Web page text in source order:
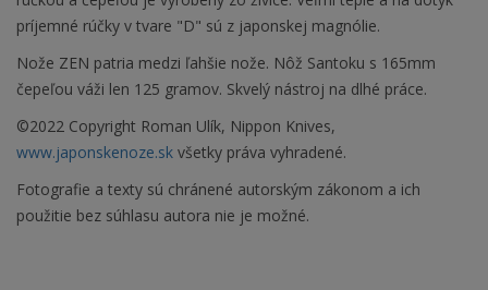
príjemné rúčky v tvare "D" sú z japonskej magnólie.
Nože ZEN patria medzi ľahšie nože. Nôž Santoku s 165mm
čepeľou váži len 125 gramov. Skvelý nástroj na dlhé práce.
©2022 Copyright Roman Ulík, Nippon Knives,
www.japonskenoze.sk všetky práva vyhradené.
Fotografie a texty sú chránené autorským zákonom a ich
použitie bez súhlasu autora nie je možné.